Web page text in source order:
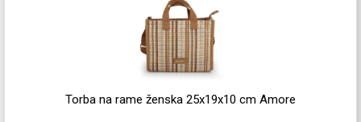
Torba na rame ženska 25x19x10 cm Amore